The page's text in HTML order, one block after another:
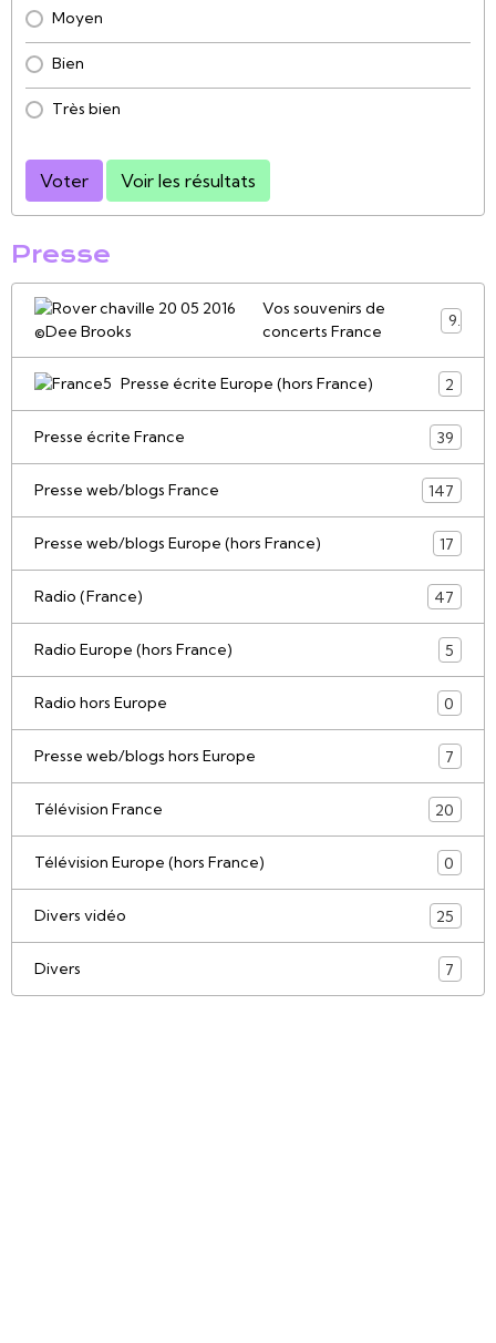
Moyen
Bien
Très bien
Voter Voir les résultats
Presse
Vos souvenirs de
concerts France
9
Presse écrite Europe (hors France) 2
Presse écrite France 39
Presse web/blogs France 147
Presse web/blogs Europe (hors France) 17
Radio (France) 47
Radio Europe (hors France) 5
Radio hors Europe 0
Presse web/blogs hors Europe 7
Télévision France 20
Télévision Europe (hors France) 0
Divers vidéo 25
Divers 7